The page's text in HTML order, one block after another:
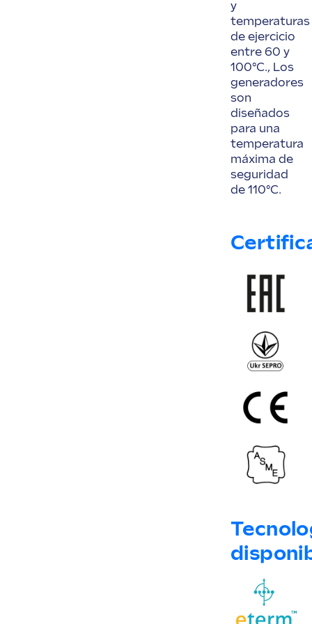
y
temperaturas
de ejercicio
entre 60 y
100°C., Los
generadores
son
diseñados
para una
temperatura
máxima de
seguridad
de 110°C.